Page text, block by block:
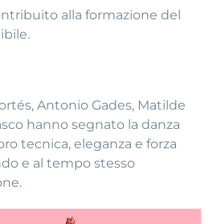
alla formazione del
Antonio Gades, Matilde
hanno segnato la danza
tecnica, eleganza e forza
e al tempo stesso